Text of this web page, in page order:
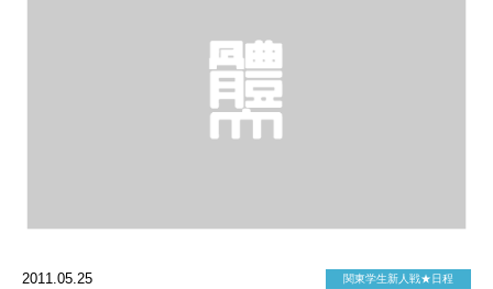
2011.05.25 関東学生新人戦★日程